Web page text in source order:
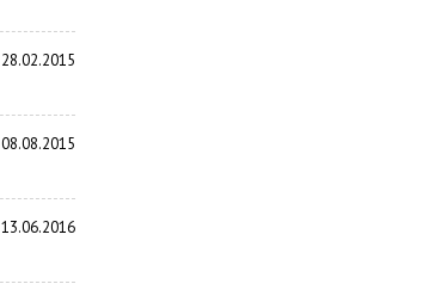
28.02.2015
08.08.2015
13.06.2016